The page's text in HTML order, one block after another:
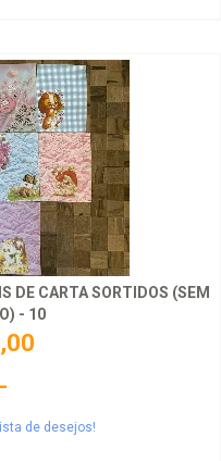
DE CARTA SORTIDOS (SEM
- 10
de desejos!